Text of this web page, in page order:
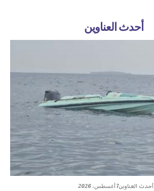
أحدث العناوين
أحدث العناوين7 أغسطس، 2026